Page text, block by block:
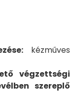
kézműves
végzettségi
szereplő